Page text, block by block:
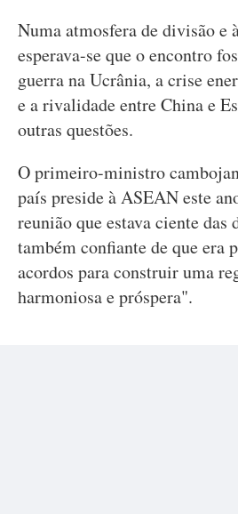
Numa atmosfera de divisão e
esperava-se que o encontro
guerra na Ucrânia, a crise
e a rivalidade entre China e
outras questões.
O primeiro-ministro
país preside à ASEAN este
reunião que estava ciente das
também confiante de que era
acordos para construir uma
harmoniosa e próspera".